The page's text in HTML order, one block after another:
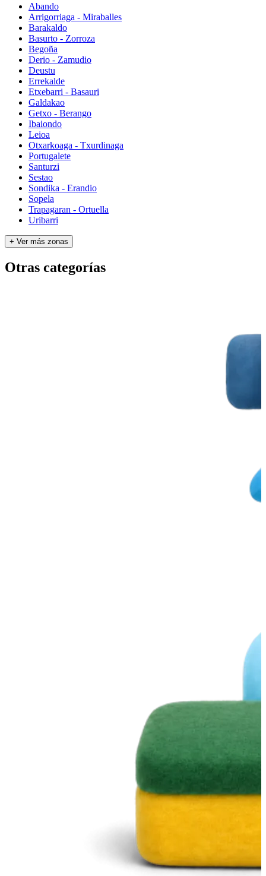
Abando
Arrigorriaga - Miraballes
Barakaldo
Basurto - Zorroza
Begoña
Derio - Zamudio
Deustu
Errekalde
Etxebarri - Basauri
Galdakao
Getxo - Berango
Ibaiondo
Leioa
Otxarkoaga - Txurdinaga
Portugalete
Santurzi
Sestao
Sondika - Erandio
Sopela
Trapagaran - Ortuella
Uribarri
+ Ver más zonas
Otras categorías